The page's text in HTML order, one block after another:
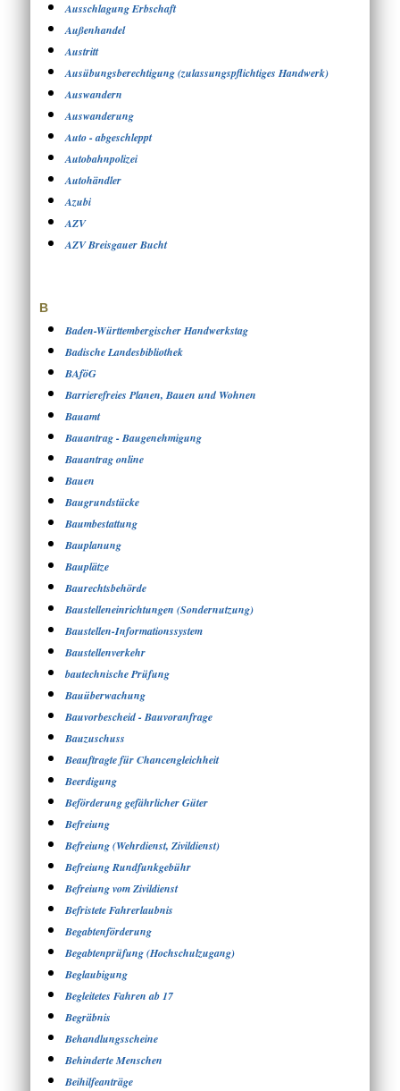
Ausschlagung Erbschaft
Außenhandel
Austritt
Ausübungsberechtigung (zulassungspflichtiges Handwerk)
Auswandern
Auswanderung
Auto - abgeschleppt
Autobahnpolizei
Autohändler
Azubi
AZV
AZV Breisgauer Bucht
B
Baden-Württembergischer Handwerkstag
Badische Landesbibliothek
BAföG
Barrierefreies Planen, Bauen und Wohnen
Bauamt
Bauantrag - Baugenehmigung
Bauantrag online
Bauen
Baugrundstücke
Baumbestattung
Bauplanung
Bauplätze
Baurechtsbehörde
Baustelleneinrichtungen (Sondernutzung)
Baustellen-Informationssystem
Baustellenverkehr
bautechnische Prüfung
Bauüberwachung
Bauvorbescheid - Bauvoranfrage
Bauzuschuss
Beauftragte für Chancengleichheit
Beerdigung
Beförderung gefährlicher Güter
Befreiung
Befreiung (Wehrdienst, Zivildienst)
Befreiung Rundfunkgebühr
Befreiung vom Zivildienst
Befristete Fahrerlaubnis
Begabtenförderung
Begabtenprüfung (Hochschulzugang)
Beglaubigung
Begleitetes Fahren ab 17
Begräbnis
Behandlungsscheine
Behinderte Menschen
Beihilfeanträge